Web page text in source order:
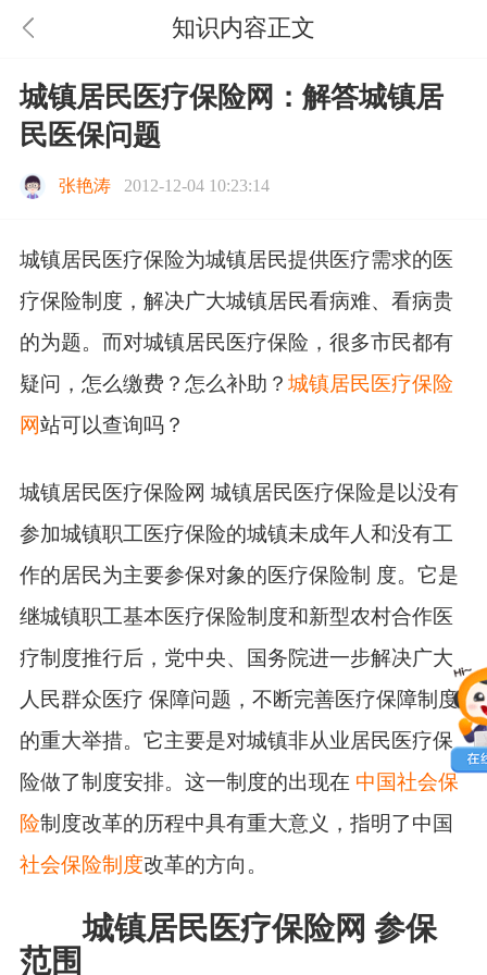
知识内容正文
城镇居民医疗保险网：解答城镇居
民医保问题
张艳涛 2012-12-04 10:23:14
城镇居民医疗保险为城镇居民提供医疗需求的医
疗保险制度，解决广大城镇居民看病难、看病贵
的为题。而对城镇居民医疗保险，很多市民都有
疑问，怎么缴费？怎么补助？ 城镇居民医疗保险
网站可以查询吗？
城镇居民医疗保险网 城镇居民医疗保险是以没有
参加城镇职工医疗保险的城镇未成年人和没有工
作的居民为主要参保对象的医疗保险制 度。它是
继城镇职工基本医疗保险制度和新型农村合作医
疗制度推行后，党中央、国务院进一步解决广大
人民群众医疗 保障问题，不断完善医疗保障制度
的重大举措。它主要是对城镇非从业居民医疗保
险做了制度安排。这一制度的出现在 中国社会保
险制度改革的历程中具有重大意义，指明了中国
社会保险制度改革的方向。
城镇居民医疗保险网 参保
范围